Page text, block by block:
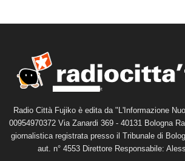
Radio Città Fujiko è edita da "L'Informazione
00954970372 Via Zanardi 369 - 40131 Bologna
giornalistica registrata presso il Tribunale di
aut. n° 4553 Direttore Responsabile: